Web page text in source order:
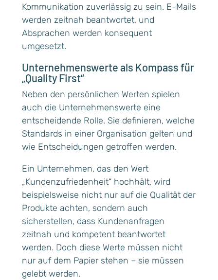
Kommunikation zuverlässig zu sein. E-Mails
werden zeitnah beantwortet, und
Absprachen werden konsequent
umgesetzt.
Unternehmenswerte als Kompass für
„Quality First“
Neben den persönlichen Werten spielen
auch die Unternehmenswerte eine
entscheidende Rolle. Sie definieren, welche
Standards in einer Organisation gelten und
wie Entscheidungen getroffen werden.
Ein Unternehmen, das den Wert
„Kundenzufriedenheit“ hochhält, wird
beispielsweise nicht nur auf die Qualität der
Produkte achten, sondern auch
sicherstellen, dass Kundenanfragen
zeitnah und kompetent beantwortet
werden. Doch diese Werte müssen nicht
nur auf dem Papier stehen – sie müssen
gelebt werden.